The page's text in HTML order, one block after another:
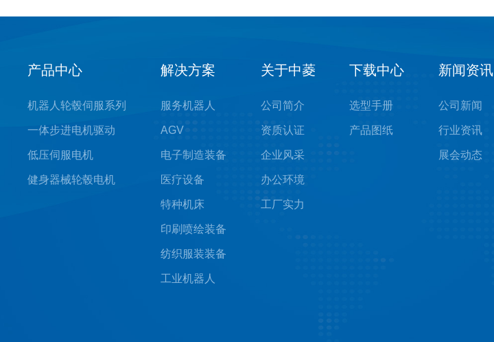
产品中心
机器人轮毂伺服系列
一体步进电机驱动
低压伺服电机
健身器械轮毂电机
解决方案
服务机器人
AGV
电子制造装备
医疗设备
特种机床
印刷喷绘装备
纺织服装装备
工业机器人
关于中菱
公司简介
资质认证
企业风采
办公环境
工厂实力
下载中心
选型手册
产品图纸
新闻资讯
公司新闻
行业资讯
展会动态